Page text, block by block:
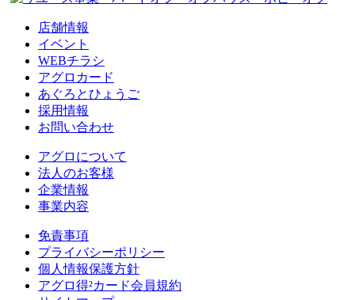
店舗情報
イベント
WEBチラシ
アグロカード
あぐろとひょうご
採用情報
お問い合わせ
アグロについて
法人のお客様
企業情報
事業内容
免責事項
プライバシーポリシー
個人情報保護方針
アグロ得²カード会員規約